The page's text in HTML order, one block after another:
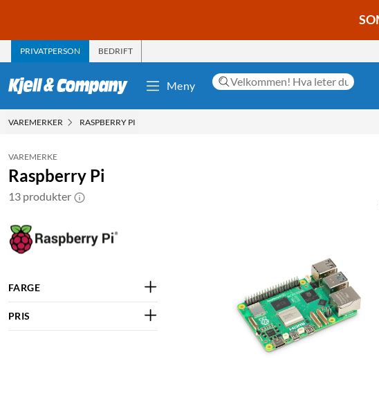
PRIVATPERSON BEDRIFT
Meny
VAREMERKER RASPBERRY PI
VAREMERKE
Raspberry Pi
13 produkter
FARGE
PRIS